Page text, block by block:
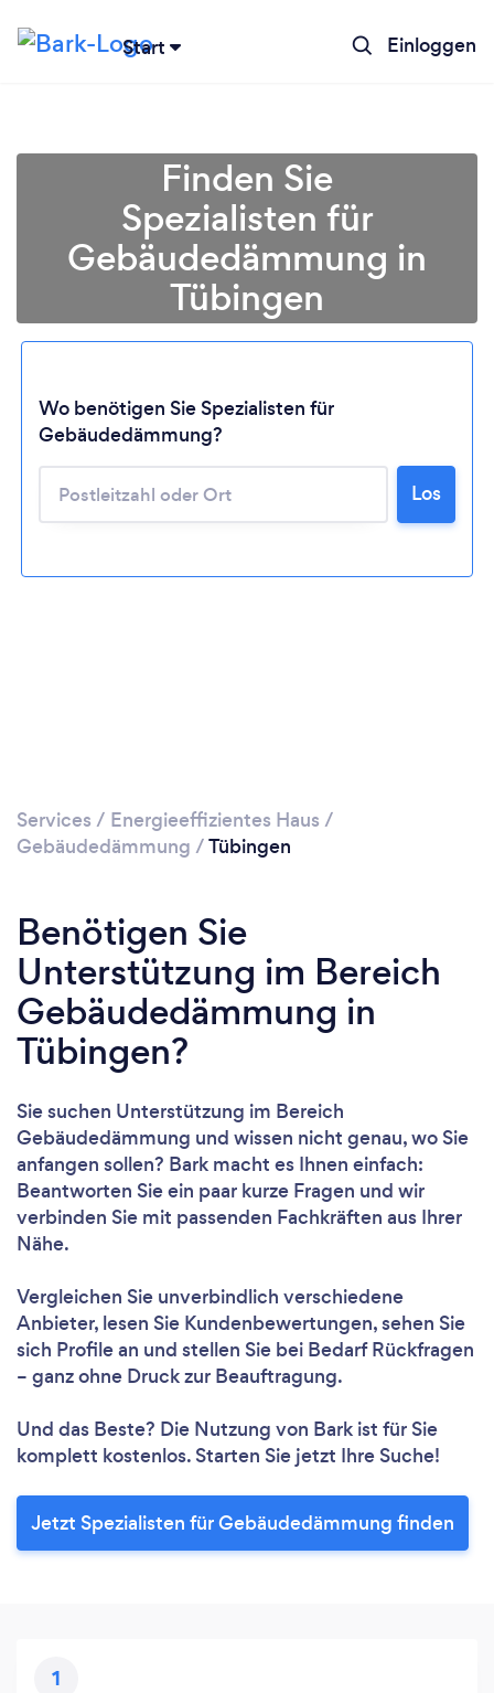
Start Einloggen
Lädt ...
Bitte warten ...
Finden Sie
Spezialisten für
Gebäudedämmung in
Tübingen
Wo benötigen Sie Spezialisten für
Gebäudedämmung?
Los
Services / Energieeffizientes Haus /
Gebäudedämmung /Tübingen
Benötigen Sie
Unterstützung im Bereich
Gebäudedämmung in
Tübingen?
Sie suchen Unterstützung im Bereich
Gebäudedämmung und wissen nicht genau, wo Sie
anfangen sollen? Bark macht es Ihnen einfach:
Beantworten Sie ein paar kurze Fragen und wir
verbinden Sie mit passenden Fachkräften aus Ihrer
Nähe.
Vergleichen Sie unverbindlich verschiedene
Anbieter, lesen Sie Kundenbewertungen, sehen Sie
sich Profile an und stellen Sie bei Bedarf Rückfragen
– ganz ohne Druck zur Beauftragung.
Und das Beste? Die Nutzung von Bark ist für Sie
komplett kostenlos. Starten Sie jetzt Ihre Suche!
Jetzt Spezialisten für Gebäudedämmung finden
1